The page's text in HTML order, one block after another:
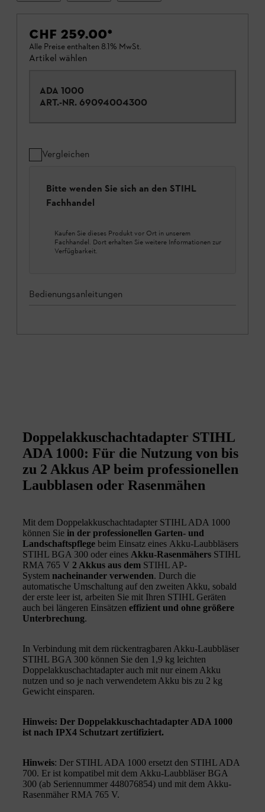
CHF 259.00*
Alle Preise enthalten 8.1% MwSt.
Artikel wählen
ADA 1000
ART.-NR. 69094004300
Vergleichen
Bitte wenden Sie sich an den STIHL
Fachhandel
Kaufen Sie dieses Produkt vor Ort in unserem
Fachhandel. Dort erhalten Sie weitere Informationen zur
Verfügbarkeit.
Bedienungsanleitungen
Doppelakkuschachtadapter STIHL
ADA 1000: Für die Nutzung von bis
zu 2 Akkus AP beim professionellen
Laubblasen oder Rasenmähen
Mit dem Doppelakkuschachtadapter STIHL ADA 1000
können Sie in der professionellen Garten- und
Landschaftspflege beim Einsatz eines Akku-Laubbläsers
STIHL BGA 300 oder eines Akku-Rasenmähers STIHL
RMA 765 V 2 Akkus aus dem STIHL AP-
System nacheinander verwenden. Durch die
automatische Umschaltung auf den zweiten Akku, sobald
der erste leer ist, arbeiten Sie mit Ihren STIHL Geräten
auch bei längeren Einsätzen effizient und ohne größere
Unterbrechung.
In Verbindung mit dem rückentragbaren Akku-Laubbläser
STIHL BGA 300 können Sie den 1,9 kg leichten
Doppelakkuschachtadapter auch mit nur einem Akku
nutzen und so je nach verwendetem Akku bis zu 2 kg
Gewicht einsparen.
Hinweis: Der Doppelakkuschachtadapter ADA 1000
ist nach IPX4 Schutzart zertifiziert.
Hinweis: Der STIHL ADA 1000 ersetzt den STIHL ADA
700. Er ist kompatibel mit dem Akku-Laubbläser BGA
300 (ab Seriennummer 448076854) und mit dem Akku-
Rasenmäher RMA 765 V.